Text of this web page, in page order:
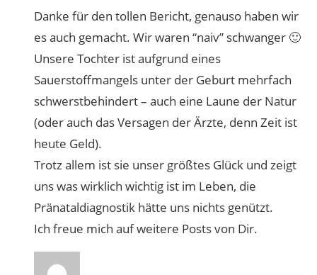
Danke für den tollen Bericht, genauso haben wir
es auch gemacht. Wir waren “naiv” schwanger 🙂
Unsere Tochter ist aufgrund eines
Sauerstoffmangels unter der Geburt mehrfach
schwerstbehindert – auch eine Laune der Natur
(oder auch das Versagen der Ärzte, denn Zeit ist
heute Geld).
Trotz allem ist sie unser größtes Glück und zeigt
uns was wirklich wichtig ist im Leben, die
Pränataldiagnostik hätte uns nichts genützt.
Ich freue mich auf weitere Posts von Dir.